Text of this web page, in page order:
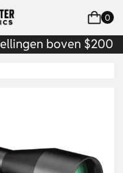
0
boven $200